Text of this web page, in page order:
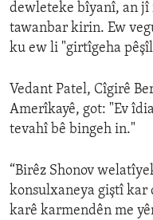
dewleteke bîyanî, an
tawanbar kirin. Ew
ku ew li "girtîgeha
Vedant Patel, Cîgirê
Amerîkayê, got: "Ev
tevahî bê bingeh in."
“Birêz Shonov
konsulxaneya giştî kar
karê karmendên me